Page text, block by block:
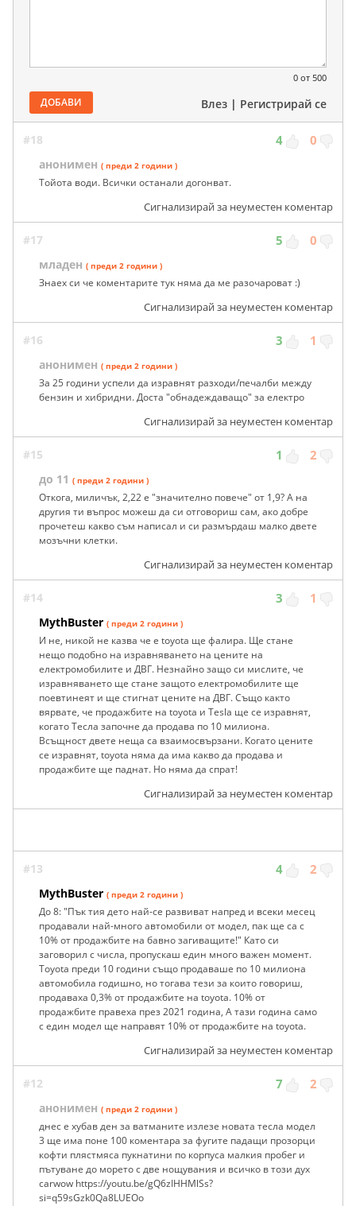
0 от 500
ДОБАВИ Влез | Регистрирай се
#18 4 0
анонимен ( преди 2 години )
Тойота води. Всички останали догонват.
Сигнализирай за неуместен коментар
#17 5 0
младен ( преди 2 години )
Знаех си че коментарите тук няма да ме разочароват :)
Сигнализирай за неуместен коментар
#16 3 1
анонимен ( преди 2 години )
За 25 години успели да изравнят разходи/печалби между
бензин и хибридни. Доста "обнадеждаващо" за електро
Сигнализирай за неуместен коментар
#15 1 2
до 11 ( преди 2 години )
Откога, миличък, 2,22 е "значително повече" от 1,9? А на
другия ти въпрос можеш да си отговориш сам, ако добре
прочетеш какво съм написал и си размърдаш малко двете
мозъчни клетки.
Сигнализирай за неуместен коментар
#14 3 1
MythBuster ( преди 2 години )
И не, никой не казва че е toyota ще фалира. Ще стане
нещо подобно на изравняването на цените на
електромобилите и ДВГ. Незнайно защо си мислите, че
изравняването ще стане защото електромобилите ще
поевтинеят и ще стигнат цените на ДВГ. Също както
вярвате, че продажбите на toyota и Tesla ще се изравнят,
когато Тесла започне да продава по 10 милиона.
Всъщност двете неща са взаимосвързани. Когато цените
се изравнят, toyota няма да има какво да продава и
продажбите ще паднат. Но няма да спрат!
Сигнализирай за неуместен коментар
#13 4 2
MythBuster ( преди 2 години )
До 8: "Пък тия дето най-се развиват напред и всеки месец
продавали най-много автомобили от модел, пак ще са с
10% от продажбите на бавно загиващите!" Като си
заговорил с числа, пропускаш един много важен момент.
Toyota преди 10 години също продаваше по 10 милиона
автомобила годишно, но тогава тези за които говориш,
продаваха 0,3% от продажбите на toyota. 10% от
продажбите правеха през 2021 година, А тази година само
с един модел ще направят 10% от продажбите на toyota.
Сигнализирай за неуместен коментар
#12 7 2
анонимен ( преди 2 години )
днес е хубав ден за ватманите излезе новата тесла модел
3 ще има поне 100 коментара за фугите падащи прозорци
кофти плястмяса пукнатини по корпуса малкия пробег и
пътуване до морето с две нощувания и всичко в този дух
carwow https://youtu.be/gQ6zIHHMlSs?
si=q59sGzk0Qa8LUEOo